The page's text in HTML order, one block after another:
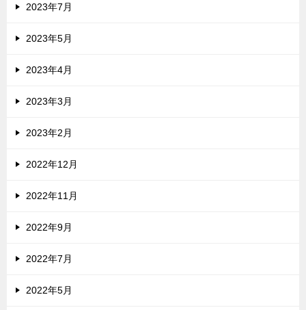
2023年7月
2023年5月
2023年4月
2023年3月
2023年2月
2022年12月
2022年11月
2022年9月
2022年7月
2022年5月